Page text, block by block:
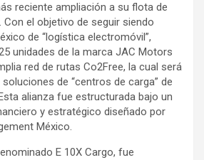
reciente ampliación a su flota de
el objetivo de seguir siendo
de “logística electromóvil”,
unidades de la marca JAC Motors
red de rutas Co2Free, la cual será
de “centros de carga” de
alianza fue estructurada bajo un
y estratégico diseñado por
México.
E 10X Cargo, fue